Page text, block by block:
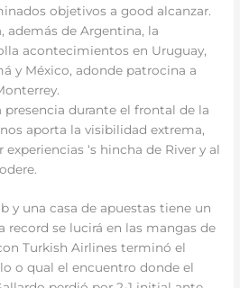
objetivos a good alcanzar.
además de Argentina, la
acontecimientos en Uruguay,
y México, adonde patrocina a
presencia durante el frontal de la
aporta la visibilidad extrema,
‘s hincha de River y al
y una casa de apuestas tiene un
record se lucirá en las mangas de
Turkish Airlines terminó el
o qual el encuentro donde el